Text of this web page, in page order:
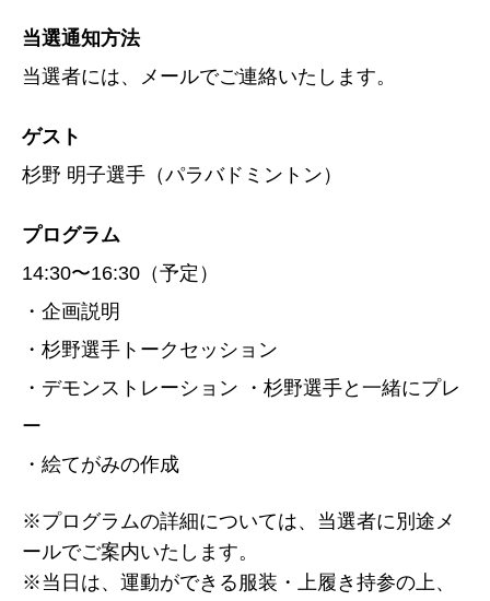
当選通知方法
当選者には、メールでご連絡いたします。
ゲスト
杉野 明子選手（パラバドミントン）
プログラム
14:30〜16:30（予定）
・企画説明
・杉野選手トークセッション
・デモンストレーション ・杉野選手と一緒にプレ
ー
・絵てがみの作成
※プログラムの詳細については、当選者に別途メ
ールでご案内いたします。
※当日は、運動ができる服装・上履き持参の上、